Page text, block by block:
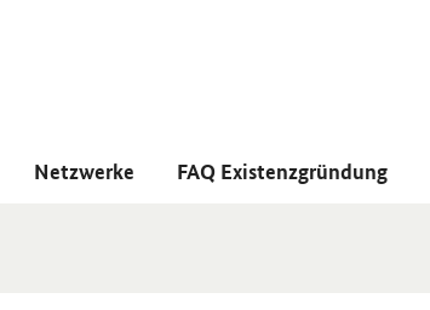
Netzwerke FAQ Existenzgründung